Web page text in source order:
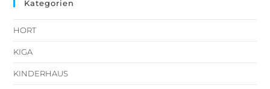
Kategorien
HORT
KIGA
KINDERHAUS